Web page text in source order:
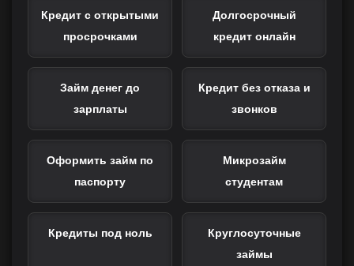
Кредит с открытыми
просрочками
Долгосрочный
кредит онлайн
Займ денег до
зарплаты
Кредит без отказа и
звонков
Оформить займ по
паспорту
Микрозайм
студентам
Кредиты под ноль
Круглосуточные
займы